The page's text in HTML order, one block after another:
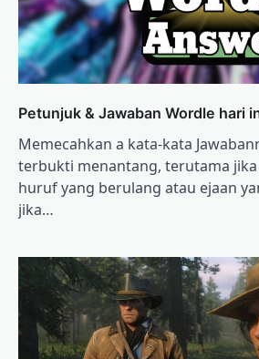
Petunjuk & Jawaban Wordle hari
Memecahkan a kata-kata
terbukti menantang, terutama
huruf yang berulang atau ejaan
jika…